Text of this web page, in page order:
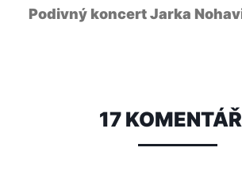
Podivný koncert Jarka
17